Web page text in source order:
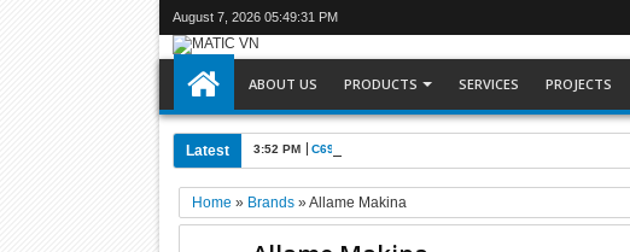
August 7, 2026 05:49:32 PM
ABOUT US PRODUCTS SERVICES PROJECTS
Latest 3:52 PM C6905-0010 : Máy tính công nghiệp Beckhoff dòng Eco
Home » Brands»Allame Makina